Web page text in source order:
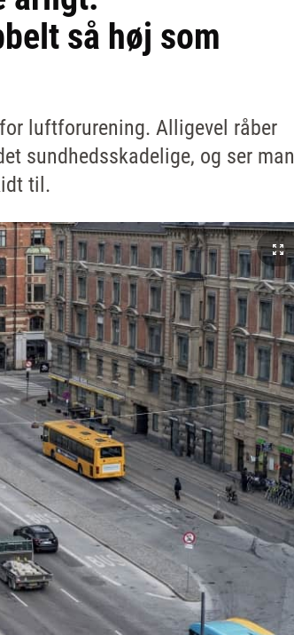
så høj som
luftforurening. Alligevel råber
sundhedsskadelige, og ser man
til.